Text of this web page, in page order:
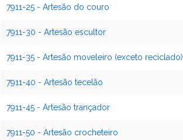
7911-25 - Artesão do couro
7911-30 - Artesão escultor
7911-35 - Artesão moveleiro (exceto reciclado)
7911-40 - Artesão tecelão
7911-45 - Artesão trançador
7911-50 - Artesão crocheteiro